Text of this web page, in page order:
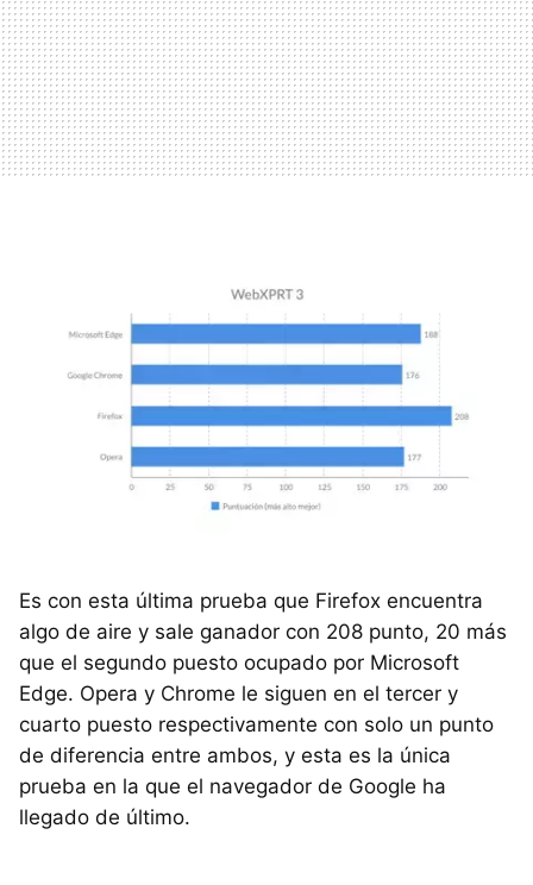
Es con esta última prueba que Firefox encuentra
algo de aire y sale ganador con 208 punto, 20 más
que el segundo puesto ocupado por Microsoft
Edge. Opera y Chrome le siguen en el tercer y
cuarto puesto respectivamente con solo un punto
de diferencia entre ambos, y esta es la única
prueba en la que el navegador de Google ha
llegado de último.